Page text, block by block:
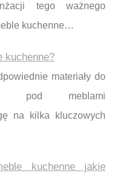
tego ważnego
kuchenne…
kuchenne?
materiały do
pod meblami
na kilka kluczowych
kuchenne jakie